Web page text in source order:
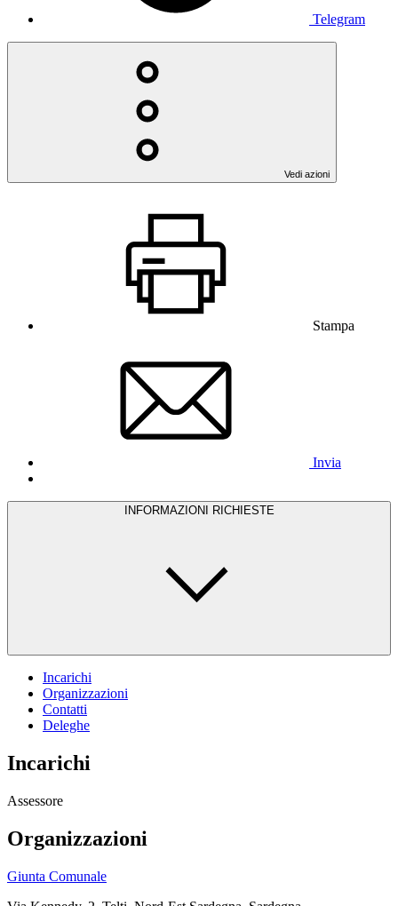
Telegram
Vedi azioni
Stampa
Invia
INFORMAZIONI RICHIESTE
Incarichi
Organizzazioni
Contatti
Deleghe
Incarichi
Assessore
Organizzazioni
Giunta Comunale